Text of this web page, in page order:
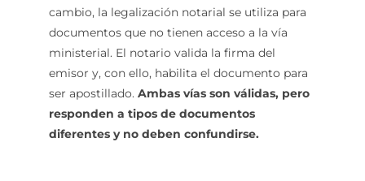
cambio, la legalización notarial se utiliza para
documentos que no tienen acceso a la vía
ministerial. El notario valida la firma del
emisor y, con ello, habilita el documento para
ser apostillado. Ambas vías son válidas, pero
responden a tipos de documentos
diferentes y no deben confundirse.